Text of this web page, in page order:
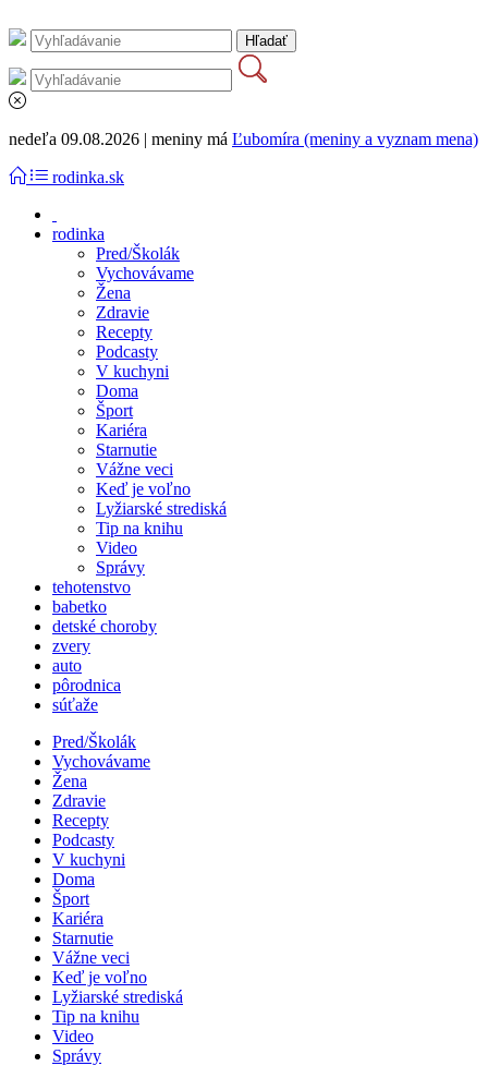
nedeľa 09.08.2026 | meniny má Ľubomíra (meniny a vyznam mena)
rodinka.sk
rodinka
Pred/Školák
Vychovávame
Žena
Zdravie
Recepty
Podcasty
V kuchyni
Doma
Šport
Kariéra
Starnutie
Vážne veci
Keď je voľno
Lyžiarské strediská
Tip na knihu
Video
Správy
tehotenstvo
babetko
detské choroby
zvery
auto
pôrodnica
súťaže
Pred/Školák
Vychovávame
Žena
Zdravie
Recepty
Podcasty
V kuchyni
Doma
Šport
Kariéra
Starnutie
Vážne veci
Keď je voľno
Lyžiarské strediská
Tip na knihu
Video
Správy